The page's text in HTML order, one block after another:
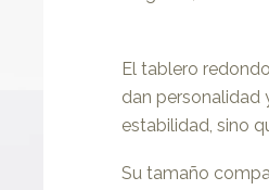
El tablero
dan personalidad
estabilidad, sino
Su tamaño